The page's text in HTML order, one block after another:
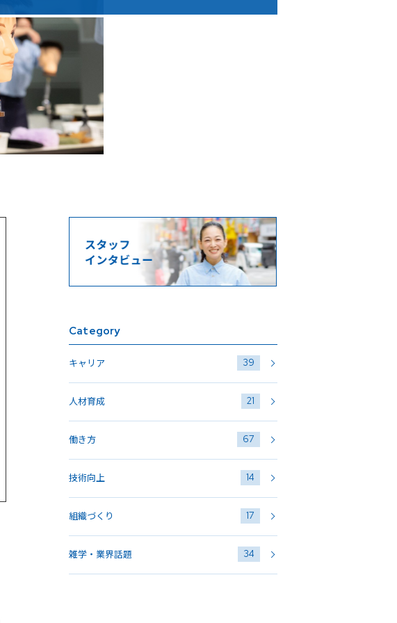
Category
キャリア 39
人材育成 21
働き方 67
技術向上 14
組織づくり 17
雑学・業界話題 34